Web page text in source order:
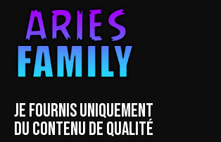
JE FOURNIS UNIQUEMENT
DU CONTENU DE QUALITÉ